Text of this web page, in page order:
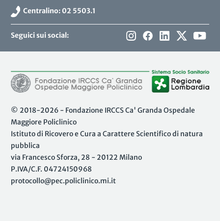
Centralino: 02 5503.1
Seguici sui social:
© 2018-2026 - Fondazione IRCCS Ca' Granda Ospedale
Maggiore Policlinico
Istituto di Ricovero e Cura a Carattere Scientifico di natura
pubblica
via Francesco Sforza, 28 - 20122 Milano
P.IVA/C.F. 04724150968
protocollo@pec.policlinico.mi.it